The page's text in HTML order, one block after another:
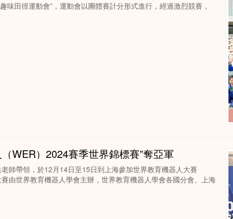
味田徑運動會”，運動會以團體賽計分形式進行，經過激烈競賽，
WER）2024賽季世界錦標賽”奪亞軍
師帶領，於12月14日至15日到上海參加世界教育機器人大賽
由世界教育機器人學會主辦，世界教育機器人學會各國分會、上海